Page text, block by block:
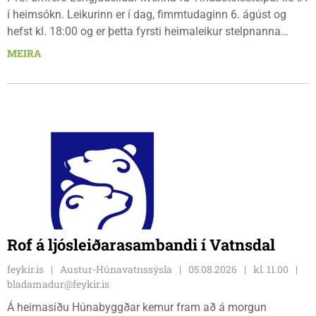
í heimsókn. Leikurinn er í dag, fimmtudaginn 6. ágúst og
hefst kl. 18:00 og er þetta fyrsti heimaleikur stelpnanna
síðan 18. júlí. Spáin fyrir leikinn er fín, lítil háttar rigning og
veðri og skella sér á völlinn.
MEIRA
Rof á ljósleiðarasambandi í Vatnsdal
feykir.is Austur-Húnavatnssýsla 05.08.2026
kl. 11.00
bladamadur@feykir.is
Á heimasíðu Húnabyggðar kemur fram að á morgun